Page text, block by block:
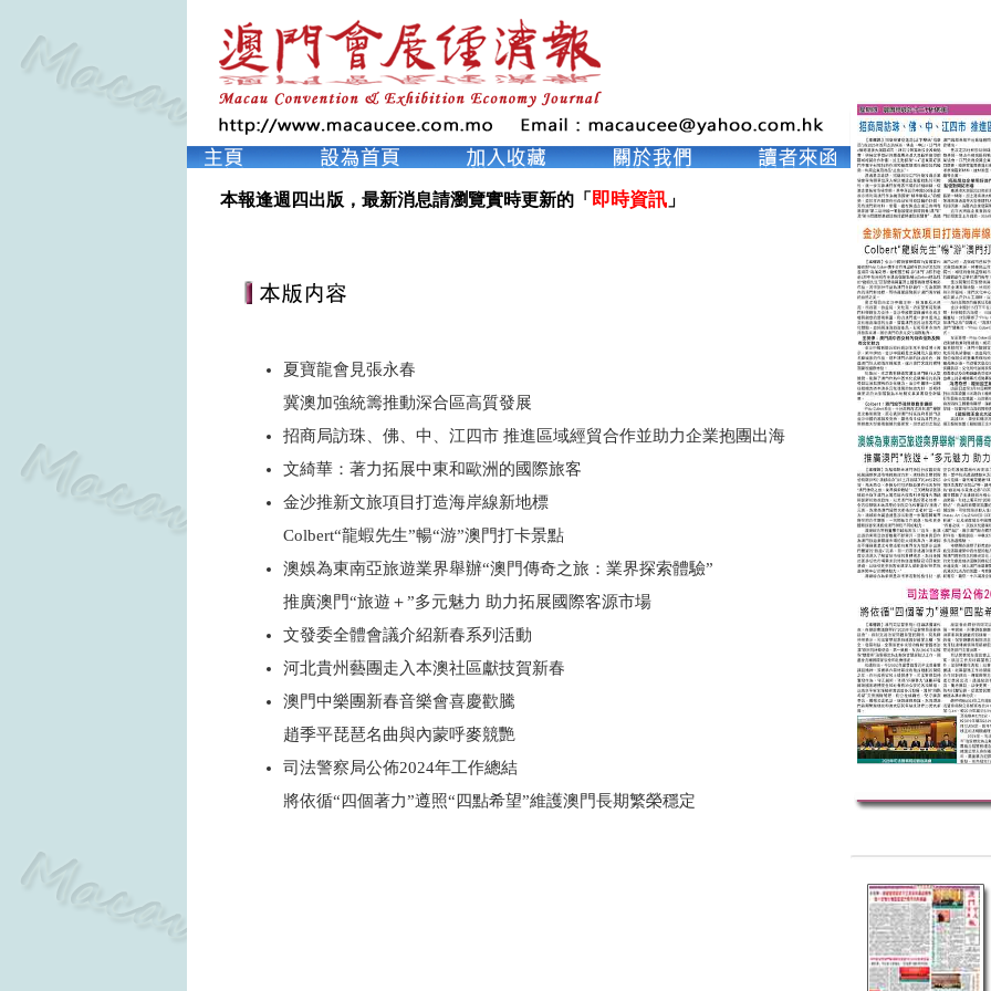
本報逢週四出版，最新消息請瀏覽實時更新的「 即時資訊」
夏寶龍會見張永春
冀澳加強統籌推動深合區高質發展
招商局訪珠、佛、中、江四市 推進區域經貿合作並助力企業抱團出海
文綺華：著力拓展中東和歐洲的國際旅客
金沙推新文旅項目打造海岸線新地標
Colbert“龍蝦先生”暢“游”澳門打卡景點
澳娛為東南亞旅遊業界舉辦“澳門傳奇之旅：業界探索體驗”
推廣澳門“旅遊＋”多元魅力 助力拓展國際客源市場
文發委全體會議介紹新春系列活動
河北貴州藝團走入本澳社區獻技賀新春
澳門中樂團新春音樂會喜慶歡騰
趙季平琵琶名曲與內蒙呼麥競艷
司法警察局公佈2024年工作總結
將依循“四個著力”遵照“四點希望”維護澳門長期繁榮穩定